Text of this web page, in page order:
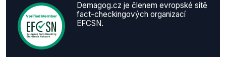
Demagog.cz je členem evropské sítě
fact-checkingových organizací
EFCSN.